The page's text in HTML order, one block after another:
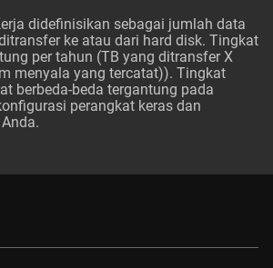
didefinisikan sebagai jumlah data
ke atau dari hard disk. Tingkat
per tahun (TB yang ditransfer X
menyala yang tercatat)). Tingkat
berbeda-beda tergantung pada
perangkat keras dan